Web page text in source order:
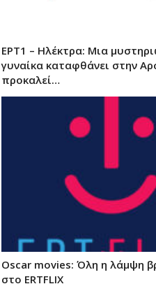
ΕΡΤ1 – Ηλέκτρα: Μια
γυναίκα καταφθάνει στην
προκαλεί…
Oscar movies: Όλη η λάμψη
στο ERTFLIX